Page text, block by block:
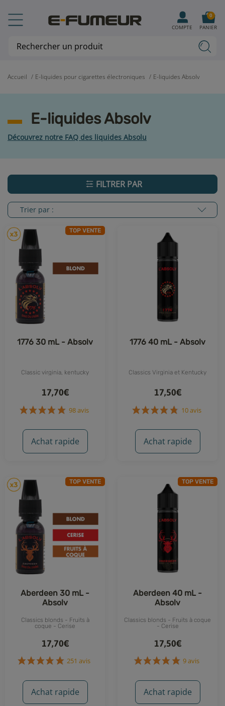
Accueil E-liquides pour cigarettes électroniques E-liquides Absolv
E-liquides Absolv
Découvrez notre FAQ des liquides Absolu
FILTRER PAR
Trier par :
TOP VENTE
1776 30 mL - Absolv
Classic virginia, kentucky
17,70€
Achat rapide
1776 40 mL - Absolv
Classics Virginia et Kentucky
17,50€
Achat rapide
TOP VENTE
Aberdeen 30 mL -
Absolv
Classics blonds - Fruits à
coque - Cerise
17,70€
251 avis
Achat rapide
TOP VENTE
Aberdeen 40 mL -
Absolv
Classics blonds - Fruits à coque
- Cerise
17,50€
9 avis
Achat rapide
COMPTE PANIER
0